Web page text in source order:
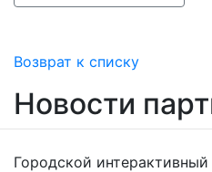
Возврат к списку
Новости
Городской